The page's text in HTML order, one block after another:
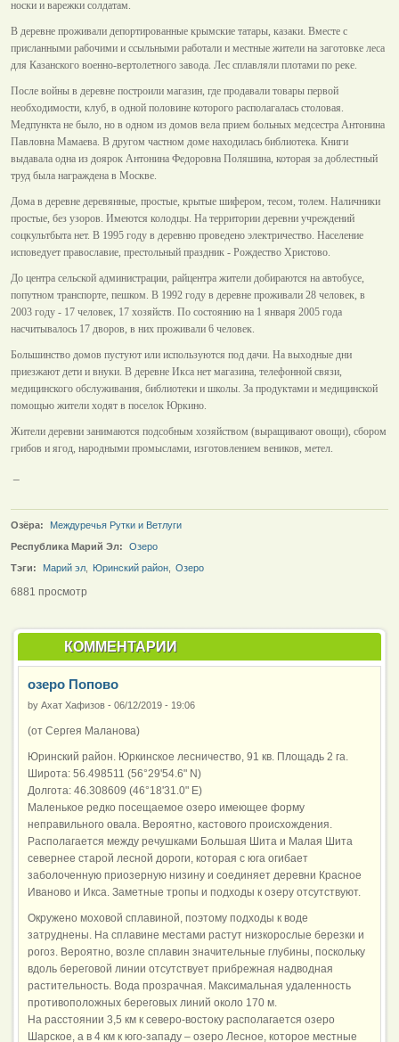
носки и варежки солдатам.
В деревне проживали депортированные крымские татары, казаки. Вместе с
присланными рабочими и ссыльными работали и местные жители на заготовке леса
для Казанского военно-вертолетного завода. Лес сплавляли плотами по реке.
После войны в деревне построили магазин, где продавали товары первой
необходимости, клуб, в одной половине которого располагалась столовая.
Медпункта не было, но в одном из домов вела прием больных медсестра Антонина
Павловна Мамаева. В другом частном доме находилась библиотека. Книги
выдавала одна из доярок Антонина Федоровна Поляшина, которая за доблестный
труд была награждена в Москве.
Дома в деревне деревянные, простые, крытые шифером, тесом, толем. Наличники
простые, без узоров. Имеются колодцы. На территории деревни учреждений
соцкультбыта нет. В 1995 году в деревню проведено электричество. Население
исповедует православие, престольный праздник - Рождество Христово.
До центра сельской администрации, райцентра жители добираются на автобусе,
попутном транспорте, пешком. В 1992 году в деревне проживали 28 человек, в
2003 году - 17 человек, 17 хозяйств. По состоянию на 1 января 2005 года
насчитывалось 17 дворов, в них проживали 6 человек.
Большинство домов пустуют или используются под дачи. На выходные дни
приезжают дети и внуки. В деревне Икса нет магазина, телефонной связи,
медицинского обслуживания, библиотеки и школы. За продуктами и медицинской
помощью жители ходят в поселок Юркино.
Жители деревни занимаются подсобным хозяйством (выращивают овощи), сбором
грибов и ягод, народными промыслами, изготовлением веников, метел.
Озёра:
Междуречья Рутки и Ветлуги
Республика Марий Эл:
Озеро
Тэги:
Марий эл Юринский район Озеро
6881 просмотр
КОММЕНТАРИИ
озеро Попово
by Ахат Хафизов - 06/12/2019 - 19:06
(от Сергея Маланова)
Юринский район. Юркинское лесничество, 91 кв. Площадь 2 га.
Широта: 56.498511 (56°29'54.6" N)
Долгота: 46.308609 (46°18'31.0" E)
Маленькое редко посещаемое озеро имеющее форму
неправильного овала. Вероятно, кастового происхождения.
Располагается между речушками Большая Шита и Малая Шита
севернее старой лесной дороги, которая с юга огибает
заболоченную приозерную низину и соединяет деревни Красное
Иваново и Икса. Заметные тропы и подходы к озеру отсутствуют.
Окружено моховой сплавиной, поэтому подходы к воде
затруднены. На сплавине местами растут низкорослые березки и
рогоз. Вероятно, возле сплавин значительные глубины, поскольку
вдоль береговой линии отсутствует прибрежная надводная
растительность. Вода прозрачная. Максимальная удаленность
противоположных береговых линий около 170 м.
На расстоянии 3,5 км к северо-востоку располагается озеро
Шарское, а в 4 км к юго-западу – озеро Лесное, которое местные